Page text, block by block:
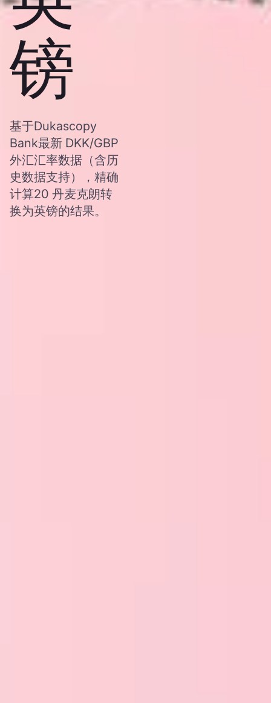
镑
基于Dukascopy
Bank最新 DKK/GBP
外汇汇率数据（含历
史数据支持），精确
计算20 丹麦克朗转
换为英镑的结果。